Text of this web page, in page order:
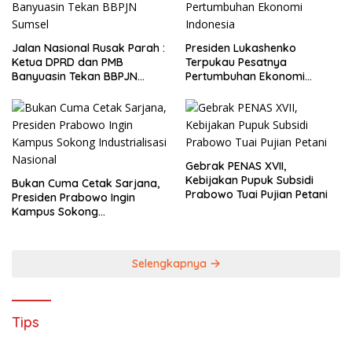
Jalan Nasional Rusak Parah :
Ketua DPRD dan PMB
Banyuasin Tekan BBPJN
Presiden Lukashenko
Terpukau Pesatnya
Pertumbuhan Ekonomi
Bukan Cuma Cetak Sarjana,
Presiden Prabowo Ingin
Kampus Sokong
Gebrak PENAS XVII,
Kebijakan Pupuk Subsidi
Prabowo Tuai Pujian Petani
Selengkapnya
Tips